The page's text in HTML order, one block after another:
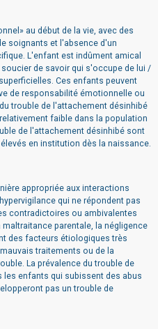
au début de la vie, avec des
soignants et l'absence d'un
L'enfant est indûment amical
de savoir qui s'occupe de lui /
Ces enfants peuvent
de responsabilité émotionnelle ou
trouble de l'attachement désinhibé
faible dans la population
de l'attachement désinhibé sont
en institution dès la naissance.
appropriée aux interactions
qui ne répondent pas
contradictoires ou ambivalentes
parentale, la négligence
des facteurs étiologiques très
traitements ou de la
La prévalence du trouble de
enfants qui subissent des abus
pas un trouble de